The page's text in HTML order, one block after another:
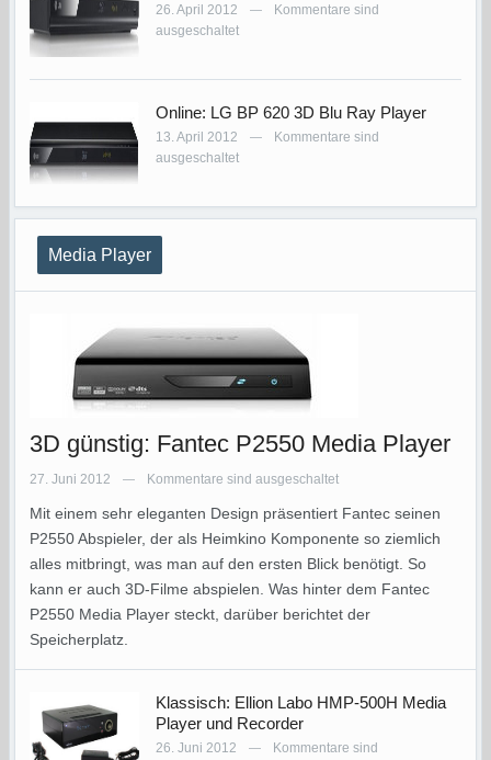
26. April 2012 —
Kommentare sind
ausgeschaltet
Online: LG BP 620 3D Blu Ray Player
13. April 2012 —
Kommentare sind
ausgeschaltet
Media Player
3D günstig: Fantec P2550 Media Player
27. Juni 2012 — Kommentare sind ausgeschaltet
Mit einem sehr eleganten Design präsentiert Fantec seinen
P2550 Abspieler, der als Heimkino Komponente so ziemlich
alles mitbringt, was man auf den ersten Blick benötigt. So
kann er auch 3D-Filme abspielen. Was hinter dem Fantec
P2550 Media Player steckt, darüber berichtet der
Speicherplatz.
Klassisch: Ellion Labo HMP-500H Media
Player und Recorder
26. Juni 2012 —
Kommentare sind